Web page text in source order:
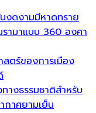
งดงามมีหาดทราย
รามาแบบ 360 องศา
ตร์ของการเมือง
างธรรมชาติสำหรับ
กาศยามเย็น